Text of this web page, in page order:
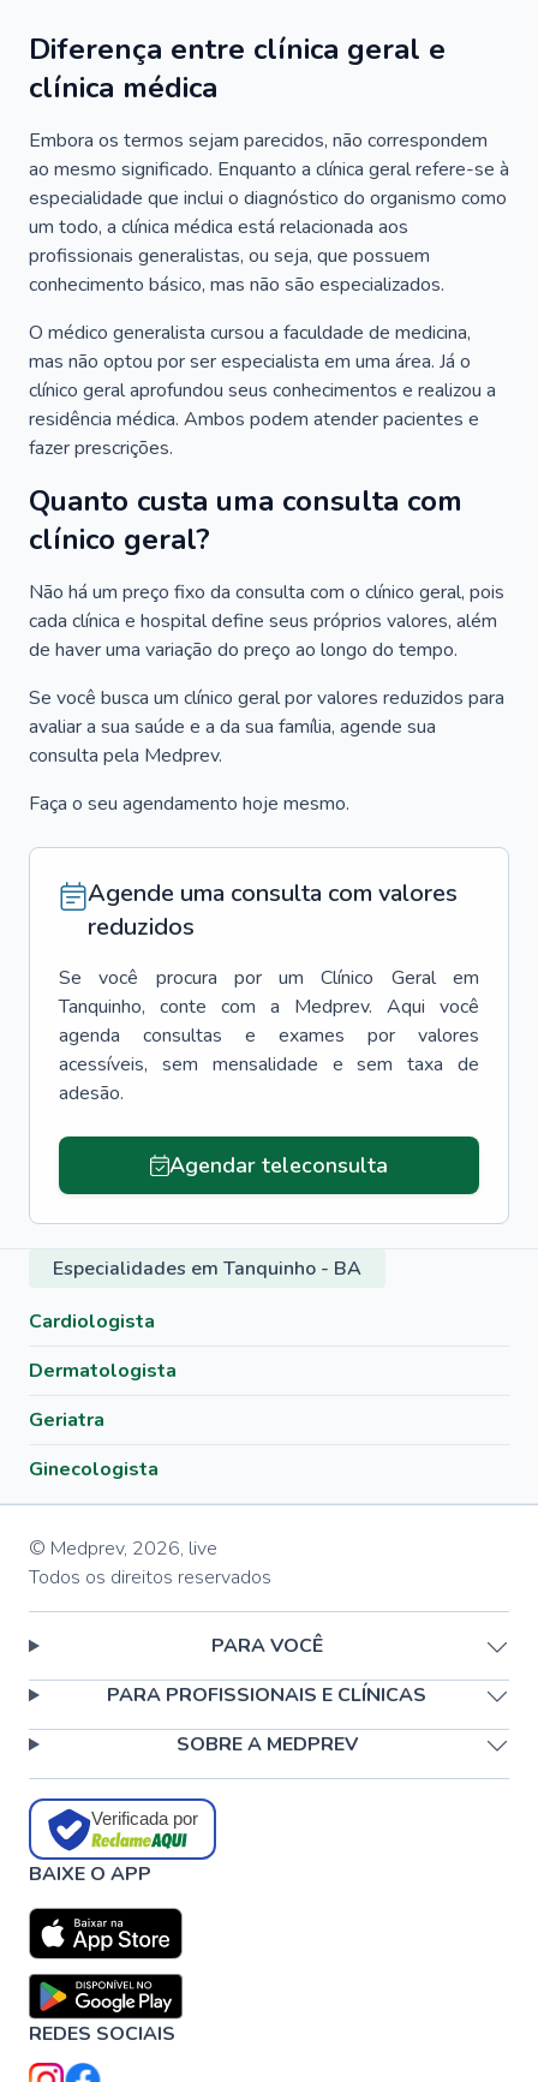
Diferença entre clínica geral e
clínica médica
Embora os termos sejam parecidos, não correspondem
ao mesmo significado. Enquanto a clínica geral refere-se à
especialidade que inclui o diagnóstico do organismo como
um todo, a clínica médica está relacionada aos
profissionais generalistas, ou seja, que possuem
conhecimento básico, mas não são especializados.
O médico generalista cursou a faculdade de medicina,
mas não optou por ser especialista em uma área. Já o
clínico geral aprofundou seus conhecimentos e realizou a
residência médica. Ambos podem atender pacientes e
fazer prescrições.
Quanto custa uma consulta com
clínico geral?
Não há um preço fixo da consulta com o clínico geral, pois
cada clínica e hospital define seus próprios valores, além
de haver uma variação do preço ao longo do tempo.
Se você busca um clínico geral por valores reduzidos para
avaliar a sua saúde e a da sua família, agende sua
consulta pela Medprev.
Faça o seu agendamento hoje mesmo.
Agende uma consulta com valores
reduzidos
Se você procura por um Clínico Geral
em
Tanquinho, conte com a Medprev. Aqui você
agenda consultas e exames por valores
acessíveis, sem mensalidade e sem taxa de
adesão.
Agendar teleconsulta
Especialidades em Tanquinho - BA
Cardiologista
Dermatologista
Geriatra
Ginecologista
© Medprev, 2026, live
Todos os direitos reservados
PARA VOCÊ
PARA PROFISSIONAIS E CLÍNICAS
SOBRE A MEDPREV
Verificada por
BAIXE O APP
REDES SOCIAIS